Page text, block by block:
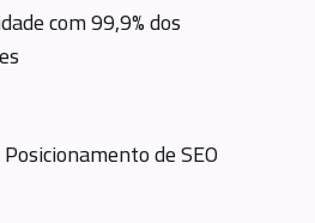
com 99,9% dos
de SEO